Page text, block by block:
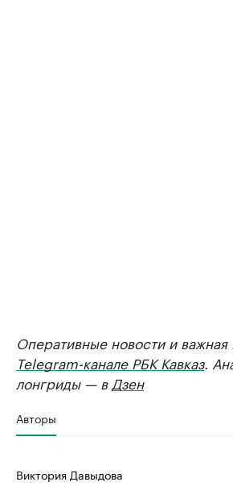
Оперативные новости и
Telegram-канале РБК Кавказ.
лонгриды — в Дзен
Авторы
Виктория Давыдова